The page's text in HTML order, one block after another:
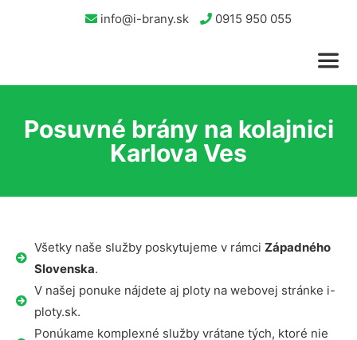
info@i-brany.sk 0915 950 055
Posuvné brány na kolajnici
Karlova Ves
Všetky naše služby poskytujeme v rámci Západného
Slovenska.
V našej ponuke nájdete aj ploty na webovej stránke i-
ploty.sk.
Ponúkame komplexné služby vrátane tých, ktoré nie